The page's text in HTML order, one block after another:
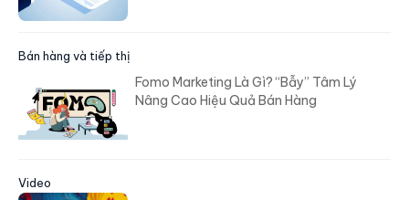
Bán hàng và tiếp thị
Fomo Marketing Là Gì? “Bẫy” Tâm Lý
Nâng Cao Hiệu Quả Bán Hàng
Video